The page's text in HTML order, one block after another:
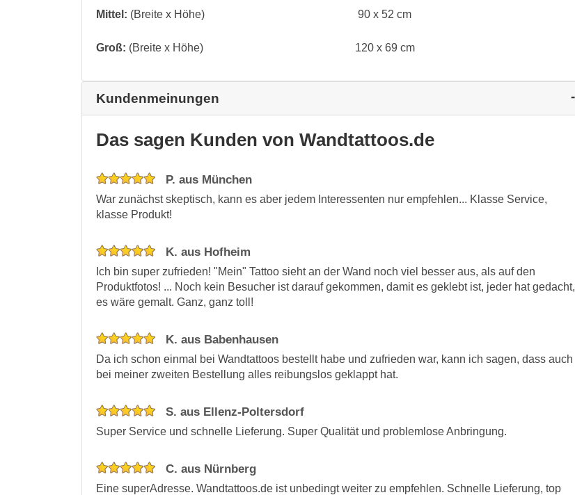
Mittel: (Breite x Höhe) 90 x 52 cm
Groß: (Breite x Höhe) 120 x 69 cm
Kundenmeinungen
Das sagen Kunden von Wandtattoos.de
P. aus München
War zunächst skeptisch, kann es aber jedem Interessenten nur empfehlen... Klasse Service,
klasse Produkt!
K. aus Hofheim
Ich bin super zufrieden! "Mein" Tattoo sieht an der Wand noch viel besser aus, als auf den
Produktfotos! ... Noch kein Besucher ist darauf gekommen, damit es geklebt ist, jeder hat gedacht,
es wäre gemalt. Ganz, ganz toll!
K. aus Babenhausen
Da ich schon einmal bei Wandtattoos bestellt habe und zufrieden war, kann ich sagen, dass auch
bei meiner zweiten Bestellung alles reibungslos geklappt hat.
S. aus Ellenz-Poltersdorf
Super Service und schnelle Lieferung. Super Qualität und problemlose Anbringung.
C. aus Nürnberg
Eine superAdresse. Wandtattoos.de ist unbedingt weiter zu empfehlen. Schnelle Lieferung, top